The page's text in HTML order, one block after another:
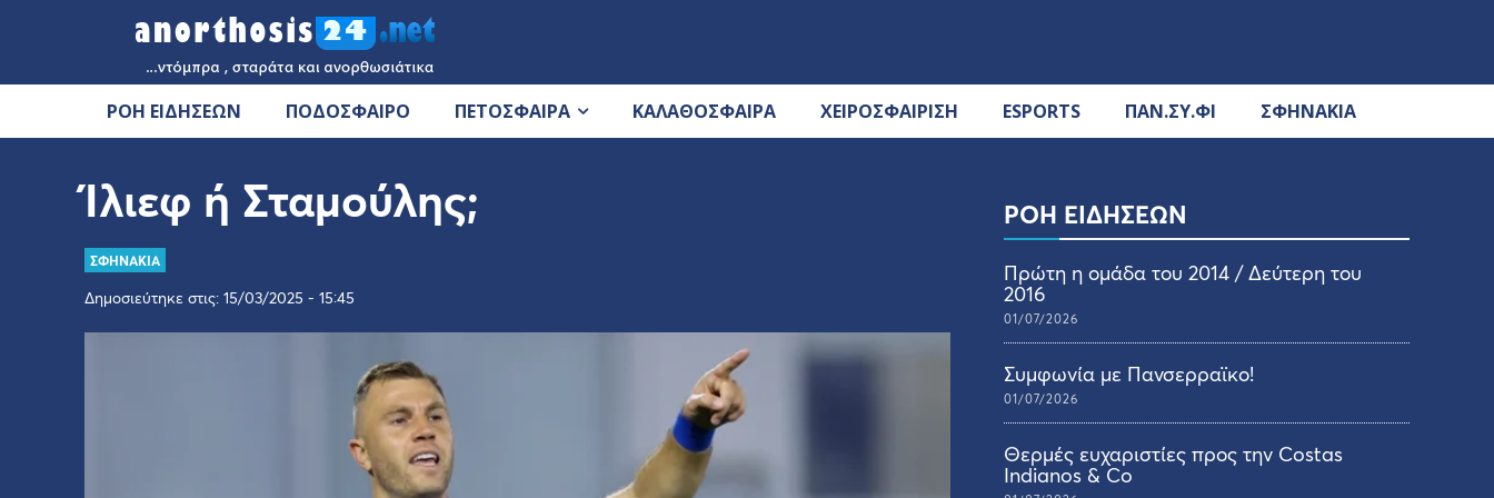
ΡΟΗ ΕΙΔΗΣΕΩΝ ΠΟΔΟΣΦΑΙΡΟ ΠΕΤΟΣΦΑΙΡΑ ΚΑΛΑΘΟΣΦΑΙΡΑ ΧΕΙΡΟΣΦΑΙΡΙΣΗ ESPORTS ΠΑΝ.ΣΥ.ΦΙ ΣΦΗΝΑΚΙΑ
Ίλιεφ ή Σταμούλης;
ΣΦΗΝΑΚΙΑ
Δημοσιεύτηκε στις: 15/03/2025 - 15:45
ΡΟΗ ΕΙΔΗΣΕΩΝ
Πρώτη η ομάδα του 2014 / Δεύτερη του
2016
01/07/2026
Συμφωνία με Πανσερραϊκο!
01/07/2026
Θερμές ευχαριστίες προς την Costas
Indianos & Co